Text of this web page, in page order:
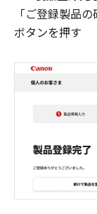
「ご登録製品
ボタンを押す